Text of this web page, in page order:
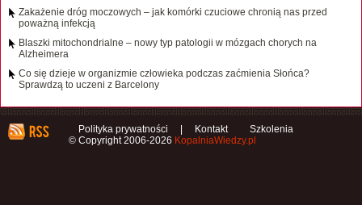
Zakażenie dróg moczowych – jak komórki czuciowe chronią nas przed
poważną infekcją
Blaszki mitochondrialne – nowy typ patologii w mózgach chorych na
Alzheimera
Co się dzieje w organizmie człowieka podczas zaćmienia Słońca?
Sprawdzą to uczeni z Barcelony
Polityka prywatności Kontakt
Szkolenia
© Copyright 2006-2026 KopalniaWiedzy.pl